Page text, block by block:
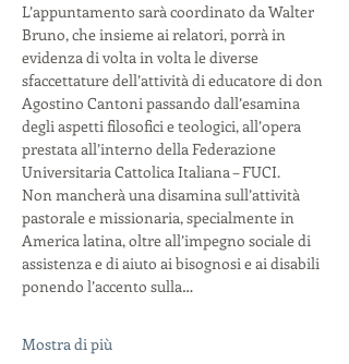
L’appuntamento sarà coordinato da Walter
Bruno, che insieme ai relatori, porrà in
evidenza di volta in volta le diverse
sfaccettature dell’attività di educatore di don
Agostino Cantoni passando dall’esamina
degli aspetti filosofici e teologici, all’opera
prestata all’interno della Federazione
Universitaria Cattolica Italiana – FUCI.
Non mancherà una disamina sull’attività
pastorale e missionaria, specialmente in
America latina, oltre all’impegno sociale di
assistenza e di aiuto ai bisognosi e ai disabili
ponendo l’accento sulla…
Mostra di più